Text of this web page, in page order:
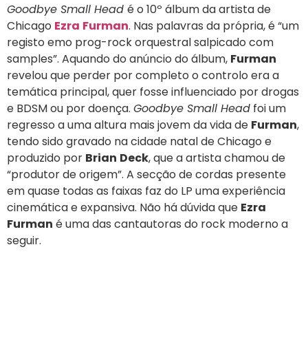
Goodbye Small Head é o 10º álbum da artista de
Chicago Ezra Furman. Nas palavras da própria, é “um
registo emo prog-rock orquestral salpicado com
samples”. Aquando do anúncio do álbum, Furman
revelou que perder por completo o controlo era a
temática principal, quer fosse influenciado por drogas
e BDSM ou por doença. Goodbye Small Head foi um
regresso a uma altura mais jovem da vida de Furman,
tendo sido gravado na cidade natal de Chicago e
produzido por Brian Deck, que a artista chamou de
“produtor de origem”. A secção de cordas presente
em quase todas as faixas faz do LP uma experiência
cinemática e expansiva. Não há dúvida que Ezra
Furman é uma das cantautoras do rock moderno a
seguir.